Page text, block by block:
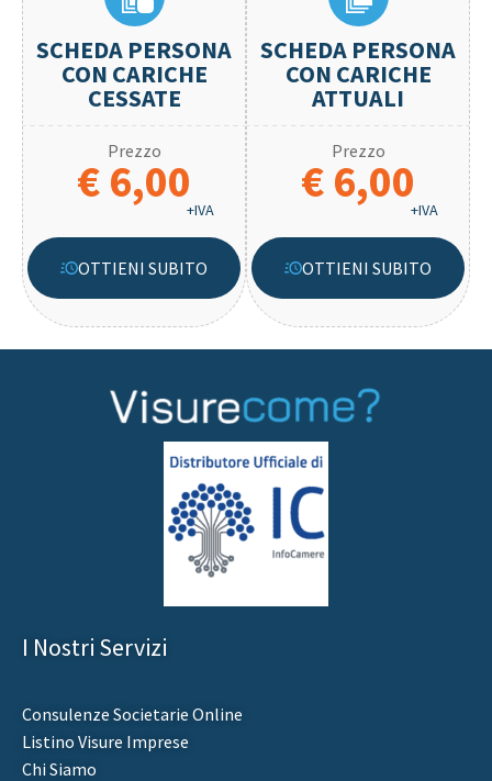
SCHEDA PERSONA
CON CARICHE
CESSATE
Prezzo
€ 6,00
+IVA
OTTIENI SUBITO
SCHEDA PERSONA
CON CARICHE
ATTUALI
Prezzo
€ 6,00
+IVA
OTTIENI SUBITO
I Nostri Servizi
Consulenze Societarie Online
Listino Visure Imprese
Chi Siamo